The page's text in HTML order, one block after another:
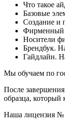
Что такое
Базовые
Создание и
Фирменный
Носители
Брендбук.
Гайдлайн.
Мы обучаем по
После
образца, который
Наша лицензия №